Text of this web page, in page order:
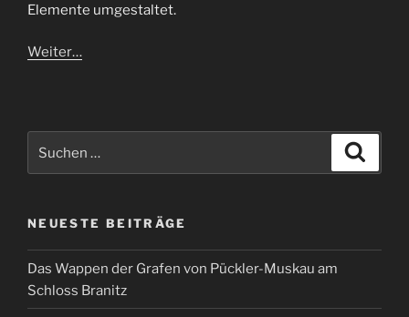
Elemente umgestaltet.
Weiter…
nach:
NEUESTE BEITRÄGE
Das Wappen der Grafen von Pückler-Muskau am
Schloss Branitz